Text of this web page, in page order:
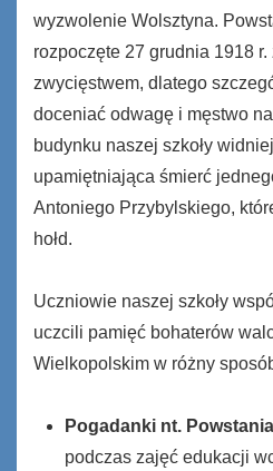
wyzwolenie Wolsztyna.
rozpoczęte 27 grudnia 1918 r.
zwycięstwem, dlatego
doceniać odwagę i męstwo
budynku naszej szkoły
upamiętniająca śmierć
Antoniego Przybylskiego,
hołd.
Uczniowie naszej szkoły
uczcili pamięć bohaterów
Wielkopolskim w różny
Pogadanki nt.
podczas zajęć edukacji